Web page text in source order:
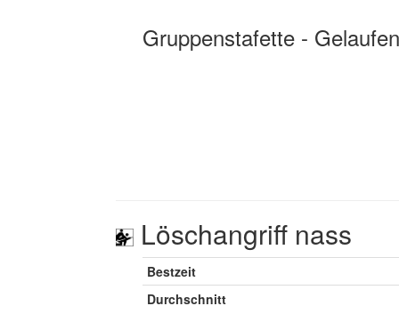
Gruppenstafette -
Löschangriff nass
Bestzeit
Durchschnitt